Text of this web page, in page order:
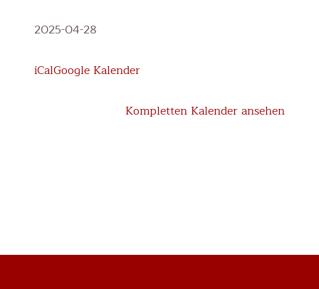
Haltungsturnen
Klasse
2025-04-28
iCalGoogle Kalender
Kompletten Kalender ansehen